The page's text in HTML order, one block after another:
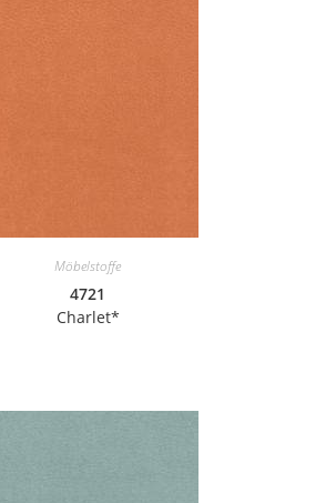
Möbelstoffe
4721
Charlet*